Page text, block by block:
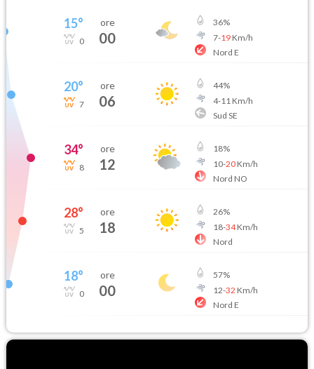
15°
0
ore
00
36%
7-19Km/h
Nord E
20°
7
ore
06
44%
4-11 Km/h
Sud SE
34°
8
ore
12
18%
10-20Km/h
Nord NO
28°
5
ore
18
26%
18-34Km/h
Nord
18°
0
ore
00
57%
12-32 Km/h
Nord E